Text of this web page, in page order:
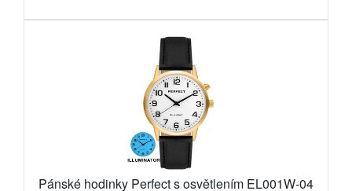
Pánské hodinky Perfect s osvětlením EL001W-04